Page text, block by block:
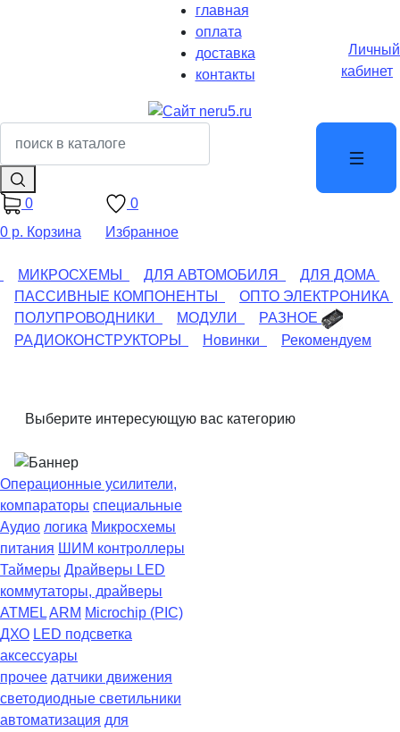
главная
оплата
доставка
контакты
Личный
кабинет
0
0 р. Корзина
0
Избранное
МИКРОСХЕМЫ ДЛЯ АВТОМОБИЛЯ
ДЛЯ ДОМА
ПАССИВНЫЕ КОМПОНЕНТЫ
ОПТО ЭЛЕКТРОНИКА
ПОЛУПРОВОДНИКИ
МОДУЛИ
РАЗНОЕ
РАДИОКОНСТРУКТОРЫ
Новинки Рекомендуем
Выберите интересующую вас категорию
Операционные усилители,
компараторы специальные
Аудио логика Микросхемы
питания ШИМ контроллеры
Таймеры Драйверы LED
коммутаторы, драйверы
ATMELARM Microchip (PIC)
ДХО LED подсветка
аксессуары
прочее датчики движения
светодиодные светильники
автоматизация для